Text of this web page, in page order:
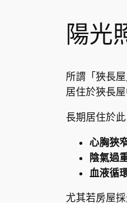
陽光
所謂「狹長
居住於狹長
長期居住於此
心胸狹
陰氣過
血液循
尤其若房屋